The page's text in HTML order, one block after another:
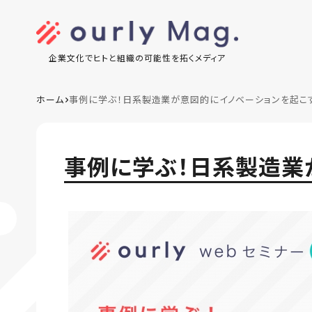
企業文化でヒトと組織の可能性を拓くメディア
ホーム 事例に学ぶ！日系製造業が意図的にイノベーションを起こ
事例に学ぶ！日系製造